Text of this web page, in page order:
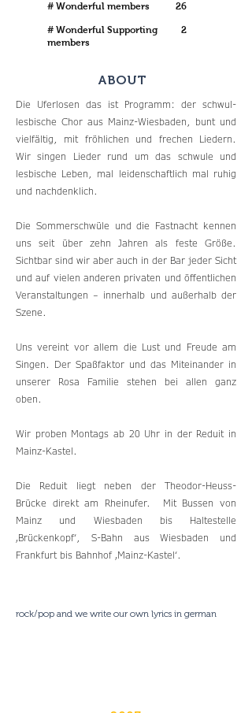
# Wonderful members 26
# Wonderful Supporting
members
2
ABOUT
Die Uferlosen das ist Programm: der schwul-
lesbische Chor aus Mainz-Wiesbaden, bunt und
vielfältig, mit fröhlichen und frechen Liedern.
Wir singen Lieder rund um das schwule und
lesbische Leben, mal leidenschaftlich mal ruhig
und nachdenklich.
Die Sommerschwüle und die Fastnacht kennen
uns seit über zehn Jahren als feste Größe.
Sichtbar sind wir aber auch in der Bar jeder Sicht
und auf vielen anderen privaten und öffentlichen
Veranstaltungen – innerhalb und außerhalb der
Szene.
Uns vereint vor allem die Lust und Freude am
Singen. Der Spaßfaktor und das Miteinander in
unserer Rosa Familie stehen bei allen ganz
oben.
​Wir proben Montags ab 20 Uhr in der Reduit in
Mainz-Kastel.
Die Reduit liegt neben der Theodor-Heuss-
Brücke direkt am Rheinufer. Mit Bussen von
Mainz und Wiesbaden bis Haltestelle
‚Brückenkopf‘, S-Bahn aus Wiesbaden und
Frankfurt bis Bahnhof ‚Mainz-Kastel‘.
rock/pop and we write our own lyrics in german